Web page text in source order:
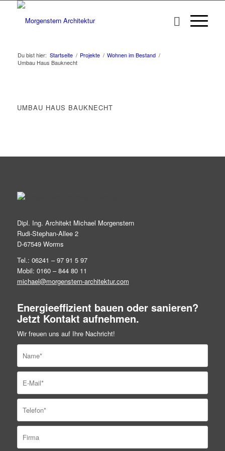
Du bist hier: Startseite / Projekte / Wohnen im Bestand /
Umbau Haus Bauknecht
UMBAU HAUS BAUKNECHT
Dipl. Ing. Architekt Michael Morgenstern
Rudi-Stephan-Allee 2
D-67549 Worms
Tel.: 06241 – 97 91 5 97
Mobil: 0160 – 844 80 11
michael@morgenstern-architektur.com
Energieeffizient bauen oder sanieren?
Jetzt Kontakt aufnehmen.
Wir freuen uns auf Ihre Nachricht!